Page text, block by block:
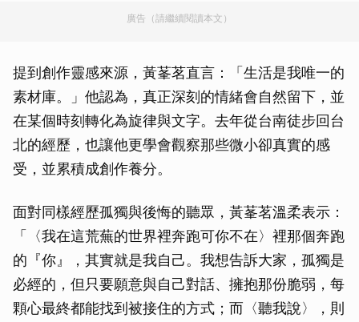
廣告（請繼續閱讀本文）
提到創作靈感來源，黃莑茗直言：「生活是我唯一的
素材庫。」他認為，真正深刻的情緒會自然留下，並
在某個時刻轉化為旋律與文字。去年從台南徒步回台
北的經歷，也讓他更學會觀察那些微小卻真實的感
受，並累積成創作養分。
面對同樣經歷孤獨與後悔的聽眾，黃莑茗溫柔表示：
「〈我在這荒蕪的世界裡奔跑可你不在〉裡那個奔跑
的『你』，其實就是我自己。我想告訴大家，孤獨是
必經的，但只要願意與自己對話、擁抱那份脆弱，每
顆心最終都能找到被接住的方式；而〈聽我說〉，則